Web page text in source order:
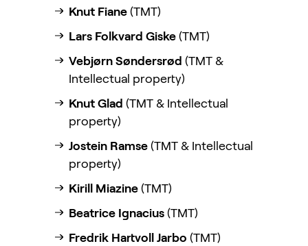
Knut Fiane (TMT)
Lars Folkvard Giske (TMT)
Vebjørn Søndersrød (TMT &
Intellectual property)
Knut Glad (TMT & Intellectual
property)
Jostein Ramse (TMT & Intellectual
property)
Kirill Miazine (TMT)
Beatrice Ignacius (TMT)
Fredrik Hartvoll Jarbo (TMT)